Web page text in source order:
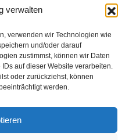
verwalten
verwenden wir Technologien wie
und/oder darauf
zustimmst, können wir Daten
auf dieser Website verarbeiten.
oder zurückziehst, können
werden.
mit Open Source CMS,